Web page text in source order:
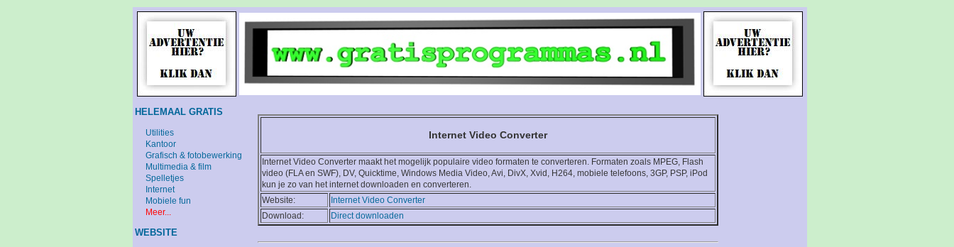
Internet Video Converter
Internet Video Converter maakt het mogelijk populaire video formaten te converteren. Formaten zoals MPEG, Flash
video (FLA en SWF), DV, Quicktime, Windows Media Video, Avi, DivX, Xvid, H264, mobiele telefoons, 3GP, PSP, iPod
kun je zo van het internet downloaden en converteren.
Website:
Internet Video Converter
Download:
Direct downloaden
HELEMAAL GRATIS
Utilities
Kantoor
Grafisch & fotobewerking
Multimedia & film
Spelletjes
Internet
Mobiele fun
Meer...
WEBSITE